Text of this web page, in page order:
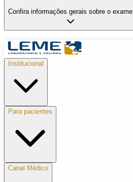
Confira informações gerais sobre o exame
Institucional
Para pacientes
Canal Médico